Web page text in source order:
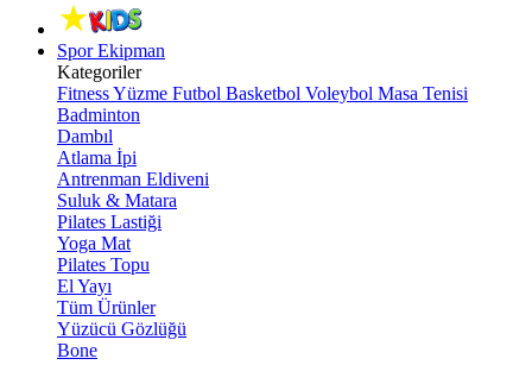
Spor Ekipman
Kategoriler
FitnessYüzme Futbol Basketbol Voleybol Masa Tenisi
Badminton
Dambıl
Atlama İpi
Antrenman Eldiveni
Suluk & Matara
Pilates Lastiği
Yoga Mat
Pilates Topu
El Yayı
Tüm Ürünler
Yüzücü Gözlüğü
Bone